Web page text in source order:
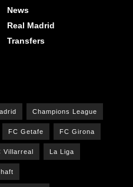
News
Real Madrid
Transfers
Champions League
FC Getafe FC Girona
Villarreal La Liga